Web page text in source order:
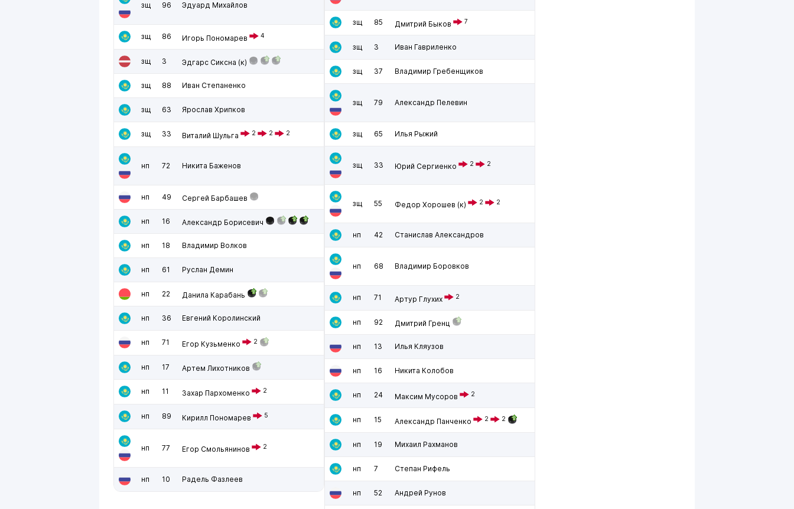
зщ 96 Эдуард Михайлов
зщ 86 Игорь Пономарев 4
зщ 3 Эдгарс Сиксна (к)
зщ 88 Иван Степаненко
зщ 63 Ярослав Хрипков
зщ 33 Виталий Шульга 2 2 2
нп 72 Никита Баженов
нп 49 Сергей Барбашев
нп 16 Александр Борисевич
нп 18 Владимир Волков
нп 61 Руслан Демин
нп 22 Данила Карабань
нп 36 Евгений Королинский
нп 71 Егор Кузьменко 2
нп 17 Артем Лихотников
нп 11 Захар Пархоменко 2
нп 89 Кирилл Пономарев 5
нп 77 Егор Смольянинов 2
нп 10 Радель Фазлеев
зщ 85 Дмитрий Быков 7
зщ 3 Иван Гавриленко
зщ 37 Владимир Гребенщиков
зщ 79 Александр Пелевин
зщ 65 Илья Рыжий
зщ 33 Юрий Сергиенко 2 2
зщ 55 Федор Хорошев (к) 2 2
нп 42 Станислав Александров
нп 68 Владимир Боровков
нп 71 Артур Глухих 2
нп 92 Дмитрий Гренц
нп 13 Илья Кляузов
нп 16 Никита Колобов
нп 24 Максим Мусоров 2
нп 15 Александр Панченко 2 2
нп 19 Михаил Рахманов
нп 7 Степан Рифель
нп 52 Андрей Рунов